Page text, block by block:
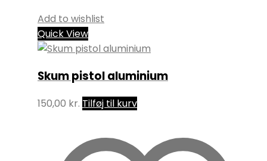
Add to wishlist
Quick View
Skum pistol aluminium
150,00 kr. Tilføj til kurv